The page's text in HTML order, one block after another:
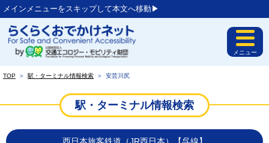
メインメニューをスキップして本文へ移動▶︎
メニュー
TOP ＞ 駅・ターミナル情報検索 ＞ 安芸川尻
駅・ターミナル情報検索